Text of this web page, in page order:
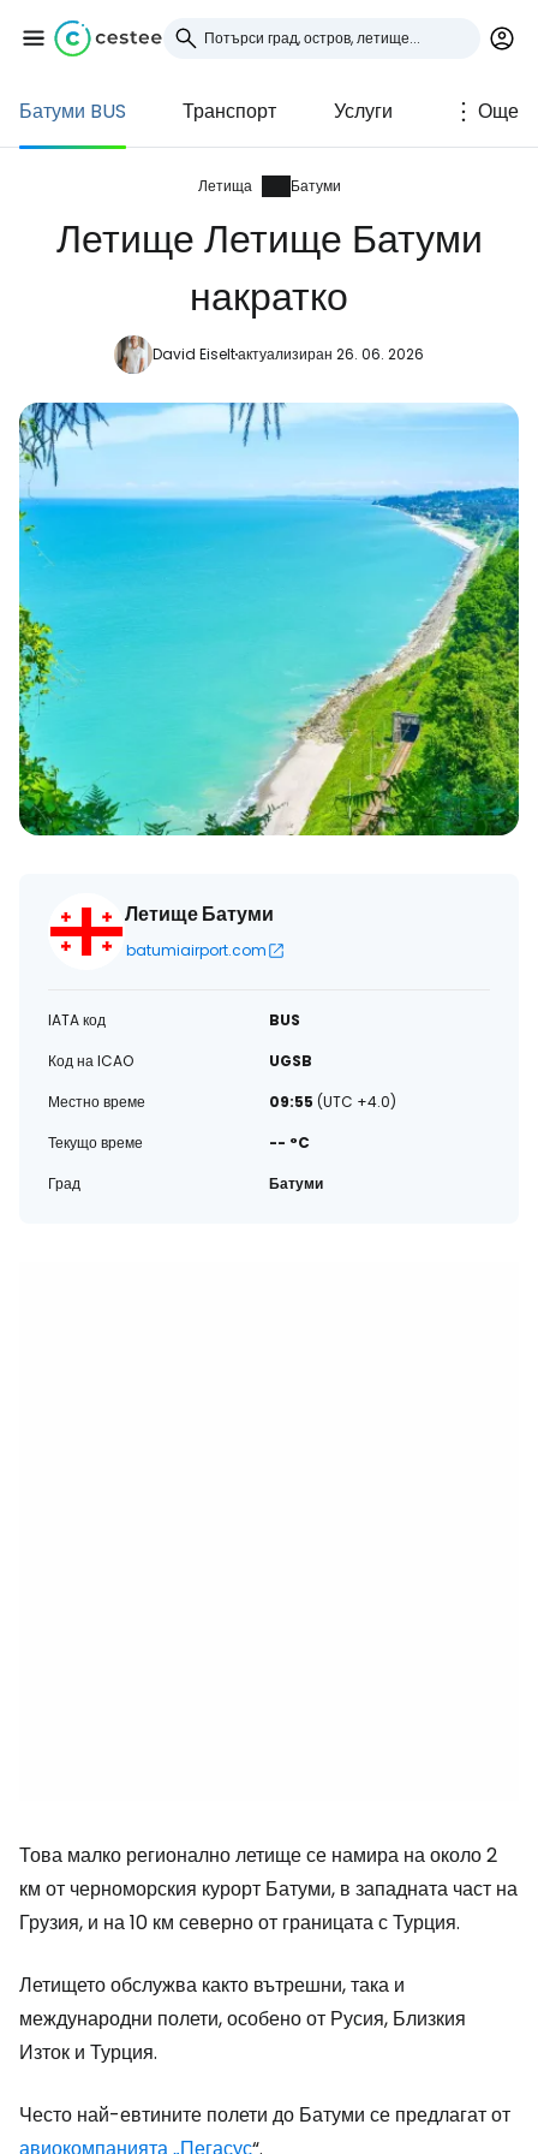
Батуми BUS Транспорт Услуги Още
Летища Батуми
Летище Летище Батуми
накратко
David Eiseltактуализиран 26. 06. 2026
Летище Батуми
batumiairport.com
IATA код
BUS
Код на ICAO
UGSB
Местно време
09:55 (UTC +4.0)
Текущо време
-- °C
Град
Батуми
Това малко регионално летище се намира на около 2
км от черноморския курорт Батуми, в западната част на
Грузия, и на 10 км северно от границата с Турция.
Летището обслужва както вътрешни, така и
международни полети, особено от Русия, Близкия
Изток и Турция.
Често най-евтините полети до Батуми се предлагат от
Влезте в Cestee
... световната общност на туристите
Продължете с Google
Продължете с Facebook